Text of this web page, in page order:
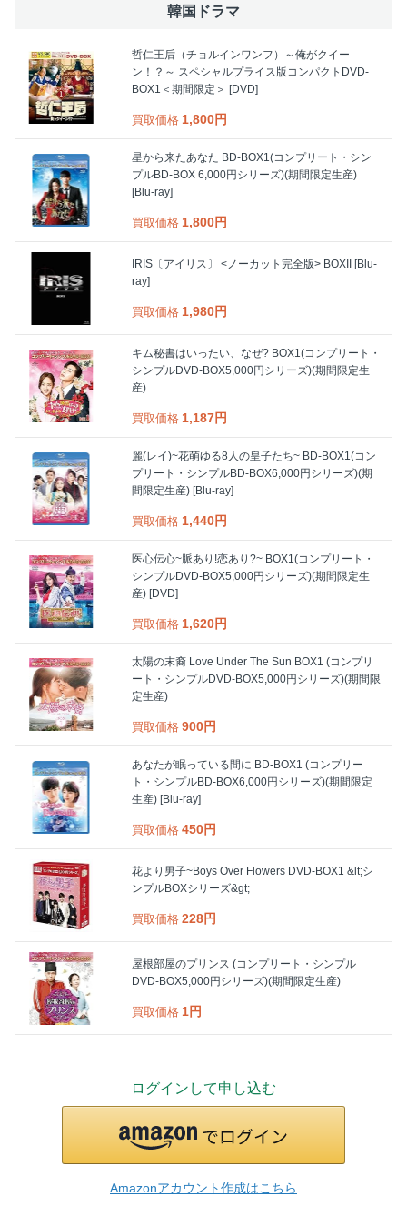
韓国ドラマ
哲仁王后（チョルインワンフ）～俺がクイー
ン！？～ スペシャルプライス版コンパクトDVD-
BOX1＜期間限定＞ [DVD]
買取価格 1,800円
星から来たあなた BD-BOX1(コンプリート・シン
プルBD‐BOX 6,000円シリーズ)(期間限定生産)
[Blu-ray]
買取価格 1,800円
IRIS〔アイリス〕 <ノーカット完全版> BOXII [Blu-
ray]
買取価格 1,980円
キム秘書はいったい、なぜ? BOX1(コンプリート・
シンプルDVD‐BOX5,000円シリーズ)(期間限定生
産)
買取価格 1,187円
麗(レイ)~花萌ゆる8人の皇子たち~ BD‐BOX1(コン
プリート・シンプルBD‐BOX6,000円シリーズ)(期
間限定生産) [Blu-ray]
買取価格 1,440円
医心伝心~脈あり!恋あり?~ BOX1(コンプリート・
シンプルDVD‐BOX5,000円シリーズ)(期間限定生
産) [DVD]
買取価格 1,620円
太陽の末裔 Love Under The Sun BOX1 (コンプリ
ート・シンプルDVD‐BOX5,000円シリーズ)(期間限
定生産)
買取価格 900円
あなたが眠っている間に BD-BOX1 (コンプリー
ト・シンプルBD‐BOX6,000円シリーズ)(期間限定
生産) [Blu-ray]
買取価格 450円
花より男子~Boys Over Flowers DVD-BOX1 &lt;シ
ンプルBOXシリーズ&gt;
買取価格 228円
屋根部屋のプリンス (コンプリート・シンプル
DVD-BOX5,000円シリーズ)(期間限定生産)
買取価格 1円
ログインして申し込む
Amazonアカウント作成はこちら